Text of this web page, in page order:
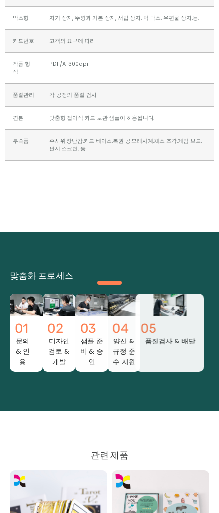
박스형 자기 상자, 뚜껑과 기본 상자, 서랍 상자, 턱 박스, 우편물 상자,등.
카드번호 고객의 요구에 따라
작품 형
식
PDF/AI 300dpi
품질관리 각 공정의 품질 검사
견본 맞춤형 접이식 카드 보관 샘플이 허용됩니다.
부속품
주사위,장난감,카드 베이스,복권 공,모래시계,체스 조각,게임 보드,
판지 스크린, 등.
맞춤화 프로세스
01
문의
& 인
용
02
디자인
검토 &
개발
03
샘플 준
비 & 승
인
04
양산 &
규정 준
수 지원
05
품질검사 & 배달
관련 제품